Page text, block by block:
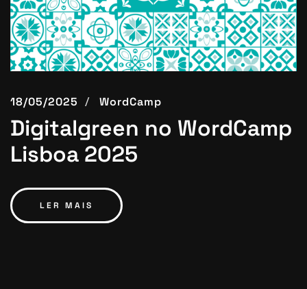
18/05/2025 WordCamp
Digitalgreen no WordCamp
Lisboa 2025
LER MAIS